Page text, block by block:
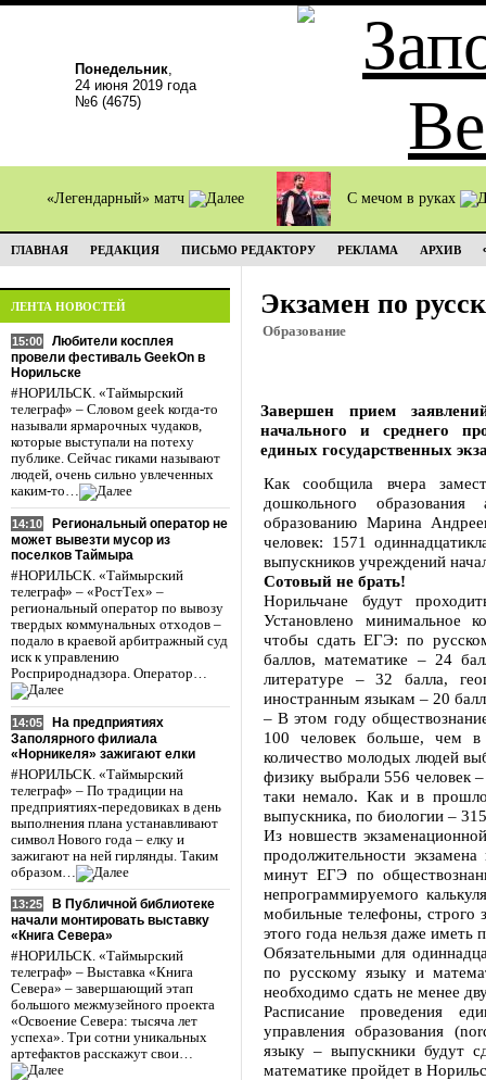
Понедельник,
24 июня 2019 года
№6 (4675)
«Легендарный» матч С мечом в руках
ГЛАВНАЯ РЕДАКЦИЯ ПИСЬМО РЕДАКТОРУ РЕКЛАМА АРХИВ
ЛЕНТА НОВОСТЕЙ
15:00
Любители косплея
провели фестиваль GeekOn в
Норильске
#НОРИЛЬСК. «Таймырский
телеграф» – Словом geek когда-то
называли ярмарочных чудаков,
которые выступали на потеху
публике. Сейчас гиками называют
людей, очень сильно увлеченных
каким-то…
14:10
Региональный оператор не
может вывезти мусор из
поселков Таймыра
#НОРИЛЬСК. «Таймырский
телеграф» – «РостТех» –
региональный оператор по вывозу
твердых коммунальных отходов –
подало в краевой арбитражный суд
иск к управлению
Росприроднадзора. Оператор…
14:05
На предприятиях
Заполярного филиала
«Норникеля» зажигают елки
#НОРИЛЬСК. «Таймырский
телеграф» – По традиции на
предприятиях-передовиках в день
выполнения плана устанавливают
символ Нового года – елку и
зажигают на ней гирлянды. Таким
образом…
13:25
В Публичной библиотеке
начали монтировать выставку
«Книга Севера»
#НОРИЛЬСК. «Таймырский
телеграф» – Выставка «Книга
Севера» – завершающий этап
большого межмузейного проекта
«Освоение Севера: тысяча лет
успеха». Три сотни уникальных
артефактов расскажут свои…
Экзамен по
Образование
Завершен прием
начального и среднего
единых государственных
Как сообщила вчера
дошкольного
образованию Марина
человек: 1571
выпускников учреждений
Сотовый не брать!
Норильчане будут
Установлено минимальное
чтобы сдать ЕГЭ: по
баллов, математике – 24
литературе – 32 балла,
иностранным языкам – 20
– В этом году
100 человек больше, чем в
количество молодых людей
физику выбрали 556 человек
таки немало. Как и в
выпускника, по биологии –
Из новшеств
продолжительности
минут ЕГЭ по
непрограммируемого
мобильные телефоны, строго
этого года нельзя даже иметь
Обязательными для
по русскому языку и
необходимо сдать не менее
Расписание проведения
управления образования
языку – выпускники будут
математике пройдет в